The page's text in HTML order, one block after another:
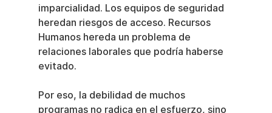
imparcialidad. Los equipos de seguridad
heredan riesgos de acceso. Recursos
Humanos hereda un problema de
relaciones laborales que podría haberse
evitado.
Por eso, la debilidad de muchos
programas no radica en el esfuerzo, sino